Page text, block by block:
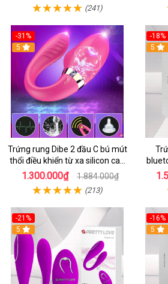
(241)
-31%
5
Trứng rung Dibe 2 đầu C bú mút
thổi điều khiển từ xa silicon cao
cấp kích thích điểm G
1.300.000₫ 1.884.000₫
(213)
-18%
5
-21%
5
-16%
5